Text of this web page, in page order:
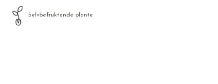
Selvbefruktende plante